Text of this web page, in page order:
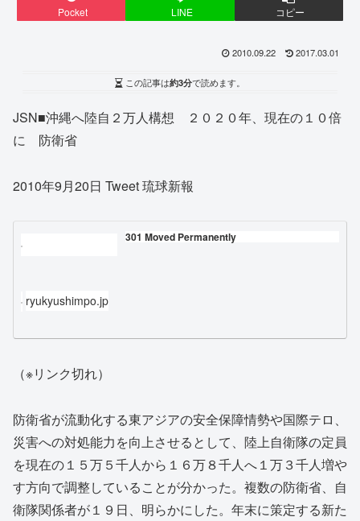
Pocket LINE コピー
2010.09.22 2017.03.01
この記事は約3分で読めます。
JSN■沖縄へ陸自２万人構想 ２０２０年、現在の１０倍
に 防衛省
2010年9月20日 Tweet 琉球新報
301 Moved Permanently
ryukyushimpo.jp
（※リンク切れ）
防衛省が流動化する東アジアの安全保障情勢や国際テロ、
災害への対処能力を向上させるとして、陸上自衛隊の定員
を現在の１５万５千人から１６万８千人へ１万３千人増や
す方向で調整していることが分かった。複数の防衛省、自
衛隊関係者が１９日、明らかにした。年末に策定する新た